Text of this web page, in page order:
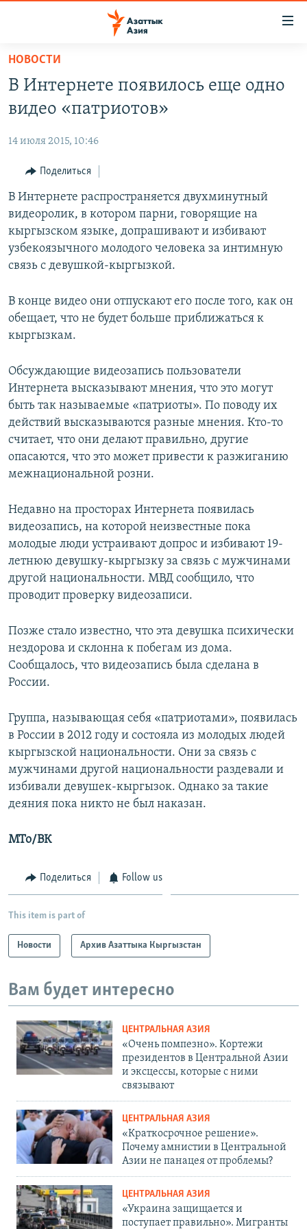
Вернуться
основному
содержанию
навигации
Вернутся
поиску
КАЗАХСТАН
УЗБЕКИСТАН
ТАДЖИКИСТАН
ВОЙНА В УКРАИНЕ
НА ДРУГИХ ЯЗЫКАХ
ҚАЗАҚША
КЫРГЫЗЧА
ЎЗБЕКЧА
ТОҶИКӢ
TÜRKMENÇE
Все сайты РСЕ/РС
НОВОСТИ
В Интернете появилось еще одно
видео «патриотов»
14 июля 2015, 10:46
Поделиться
В Интернете распространяется двухминутный
видеоролик, в котором парни, говорящие на
кыргызском языке, допрашивают и избивают
узбекоязычного молодого человека за интимную
связь с девушкой-кыргызкой.
В конце видео они отпускают его после того, как он
обещает, что не будет больше приближаться к
кыргызкам.
Обсуждающие видеозапись пользователи
Интернета высказывают мнения, что это могут
быть так называемые «патриоты». По поводу их
действий высказываются разные мнения. Кто-то
считает, что они делают правильно, другие
опасаются, что это может привести к разжиганию
межнациональной розни.
Недавно на просторах Интернета появилась
видеозапись, на которой неизвестные пока
молодые люди устраивают допрос и избивают 19-
летнюю девушку-кыргызку за связь с мужчинами
другой национальности. МВД сообщило, что
проводит проверку видеозаписи.
Позже стало известно, что эта девушка психически
нездорова и склонна к побегам из дома.
Сообщалось, что видеозапись была сделана в
России.
Группа, называющая себя «патриотами», появилась
в России в 2012 году и состояла из молодых людей
кыргызской национальности. Они за связь с
мужчинами другой национальности раздевали и
избивали девушек-кыргызок. Однако за такие
деяния пока никто не был наказан.
МТо/ВК
Поделиться Follow us
This item is part of
Новости Архив Азаттыка Кыргызстан
Вам будет интересно
ЦЕНТРАЛЬНАЯ АЗИЯ
«Очень помпезно». Кортежи
президентов в Центральной Азии
и эксцессы, которые с ними
связывают
ЦЕНТРАЛЬНАЯ АЗИЯ
«Краткосрочное решение».
Почему амнистии в Центральной
Азии не панацея от проблемы?
ЦЕНТРАЛЬНАЯ АЗИЯ
«Украина защищается и
поступает правильно». Мигранты